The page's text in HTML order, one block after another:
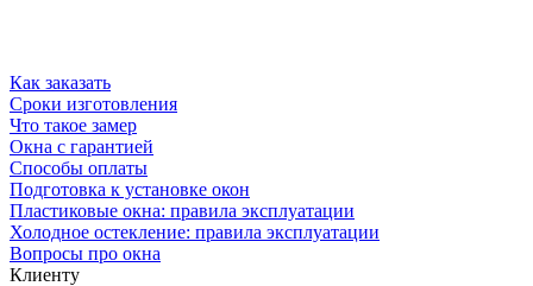
Как заказать
Сроки изготовления
Что такое замер
Окна с гарантией
Способы оплаты
Подготовка к установке окон
Пластиковые окна: правила эксплуатации
Холодное остекление: правила эксплуатации
Вопросы про окна
Клиенту